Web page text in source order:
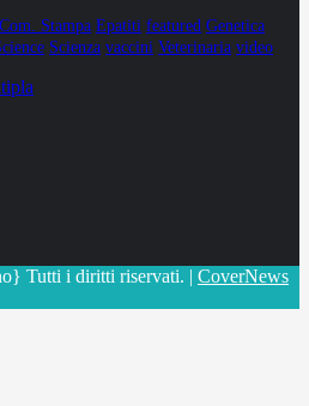
Com. Stampa Epatiti featured Genetica
Scienza vaccini Veterinaria video
Tutti i diritti riservati. | CoverNews